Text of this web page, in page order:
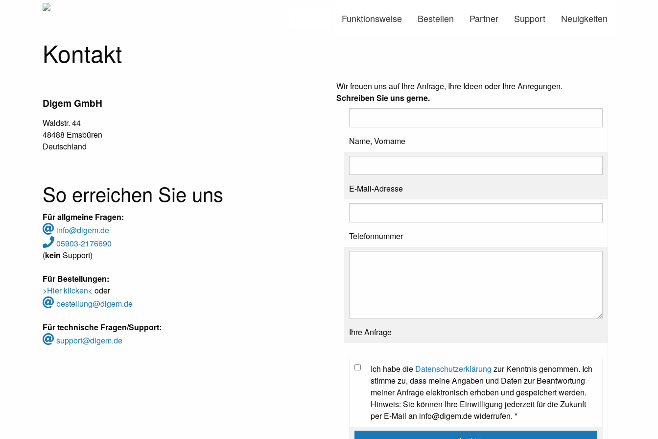
Funktionsweise Bestellen Partner Support Neuigkeiten
Kontakt
Digem GmbH
Waldstr. 44
48488 Emsbüren
Deutschland
So erreichen Sie uns
Für allgmeine Fragen:
info@digem.de
05903-2176690
(kein Support)
Für Bestellungen:
>Hier klicken< oder
bestellung@digem.de
Für technische Fragen/Support:
support@digem.de
Wir freuen uns auf Ihre Anfrage, Ihre Ideen oder Ihre Anregungen.
Schreiben Sie uns gerne.
Name, Vorname
E-Mail-Adresse
Telefonnummer
Ihre Anfrage
Ich habe die Datenschutzerklärung zur Kenntnis genommen. Ich
stimme zu, dass meine Angaben und Daten zur Beantwortung
meiner Anfrage elektronisch erhoben und gespeichert werden.
Hinweis: Sie können Ihre Einwilligung jederzeit für die Zukunft
per E-Mail an info@digem.de widerrufen. *